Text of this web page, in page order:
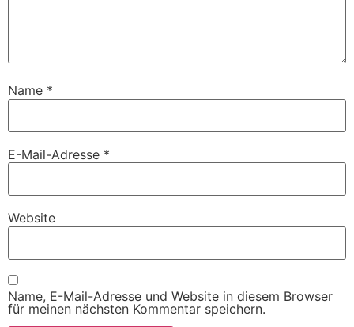
Name *
E-Mail-Adresse *
Website
Name, E-Mail-Adresse und Website in diesem Browser
für meinen nächsten Kommentar speichern.